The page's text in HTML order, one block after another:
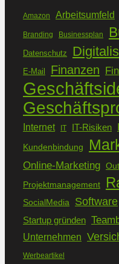
Amazon Arbeitsumfeld
Branding Businessplan
Datenschutz
E-Mail Finanzen
Internet IT IT-Risiken
Kundenbindung
Online-Marketing
Projektmanagement
SocialMedia Software
Startup gründen
Unternehmen
Werbeartikel